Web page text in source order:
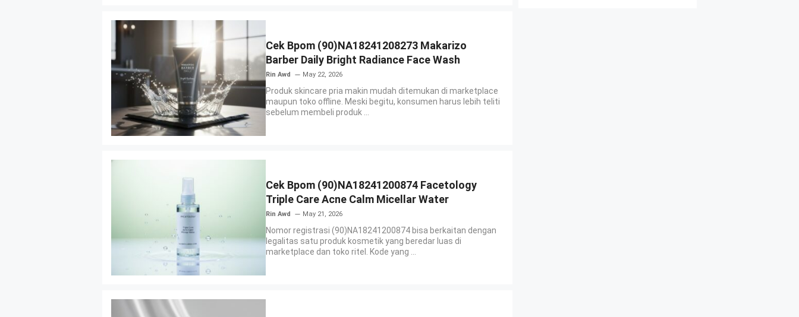
Cek Bpom (90)NA18241208273 Makarizo
Barber Daily Bright Radiance Face Wash
Rin Awd May 22, 2026
Produk skincare pria makin mudah ditemukan di marketplace
maupun toko offline. Meski begitu, konsumen harus lebih teliti
sebelum membeli produk ...
Cek Bpom (90)NA18241200874 Facetology
Triple Care Acne Calm Micellar Water
Rin Awd May 21, 2026
Nomor registrasi (90)NA18241200874 bisa berkaitan dengan
legalitas satu produk kosmetik yang beredar luas di
marketplace dan toko ritel. Kode yang ...